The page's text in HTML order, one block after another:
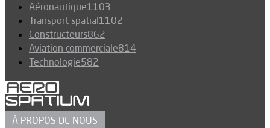
Aéronautique1103
Transport spatial1102
Constructeurs862
Aviation commerciale814
Technologie582
À PROPOS DE NOUS